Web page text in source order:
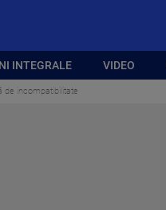
INTEGRALE VIDEO
de incompatibilitate